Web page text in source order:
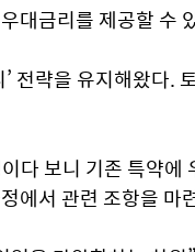
대금리를 제공할 수
전략을 유지해왔다.
다 보니 기존 특약
에서 관련 조항을 마